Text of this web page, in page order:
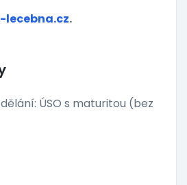
lecebna.cz.
ÚSO s maturitou (bez